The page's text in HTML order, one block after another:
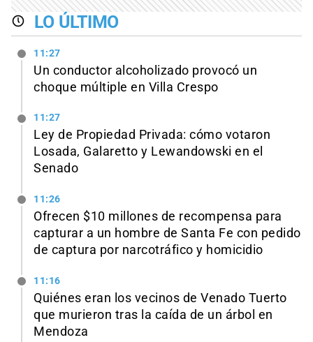
LO ÚLTIMO
11:27
Un conductor alcoholizado provocó un
choque múltiple en Villa Crespo
11:27
Ley de Propiedad Privada: cómo votaron
Losada, Galaretto y Lewandowski en el
Senado
11:26
Ofrecen $10 millones de recompensa para
capturar a un hombre de Santa Fe con pedido
de captura por narcotráfico y homicidio
11:16
Quiénes eran los vecinos de Venado Tuerto
que murieron tras la caída de un árbol en
Mendoza